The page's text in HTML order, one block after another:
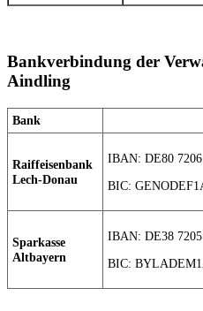
Bankverbindung der
Aindling
Bank
Raiffeisenbank
Lech-Donau
IBAN: DE80
BIC:
Sparkasse
Altbayern
IBAN: DE38
BIC: